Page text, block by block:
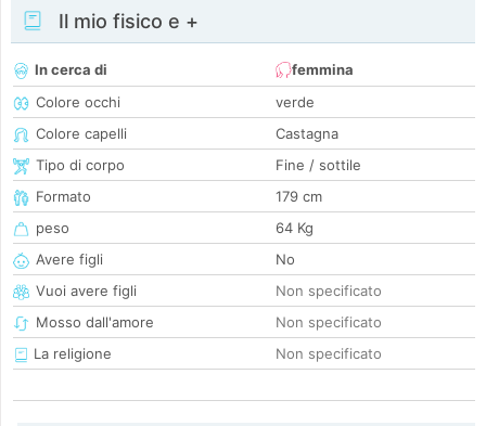
Il mio fisico e +
In cerca di
femmina
Colore occhi
verde
Colore capelli
Castagna
Tipo di corpo
Fine / sottile
Formato
179 cm
peso
64 Kg
Avere figli
No
Vuoi avere figli
Non specificato
Mosso dall'amore
Non specificato
La religione
Non specificato